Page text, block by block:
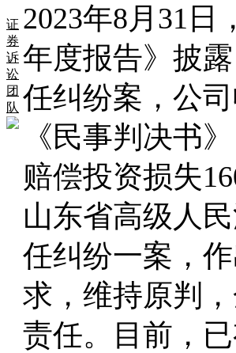
证
券
诉
讼
团
队
2023年8月31日
年度报告》披
任纠纷案，公
《民事判决书
赔偿投资损失
山东省高级人
任纠纷一案 ，
求 ， 维持原判 ，
责任。 目前 ，